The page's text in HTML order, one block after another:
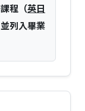
程（英日
列入畢業